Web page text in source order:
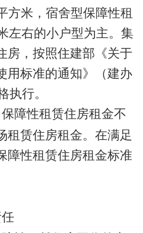
方米 ，宿舍型保障性租
左右的小户型为主。 集
房，按照住建部《关于
用标准的通知》（建办
执行。
保障性租赁住房租金不
租赁住房租金。 在满足
障性租赁住房租金标准
任